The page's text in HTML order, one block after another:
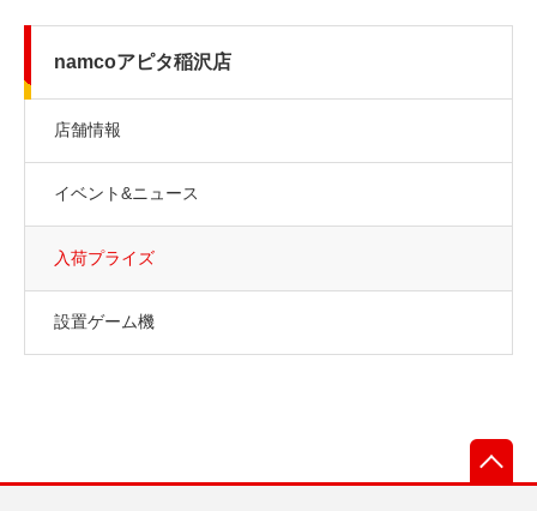
namcoアピタ稲沢店
店舗情報
イベント&ニュース
入荷プライズ
設置ゲーム機